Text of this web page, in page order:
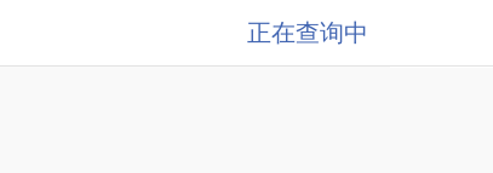
正在查询中